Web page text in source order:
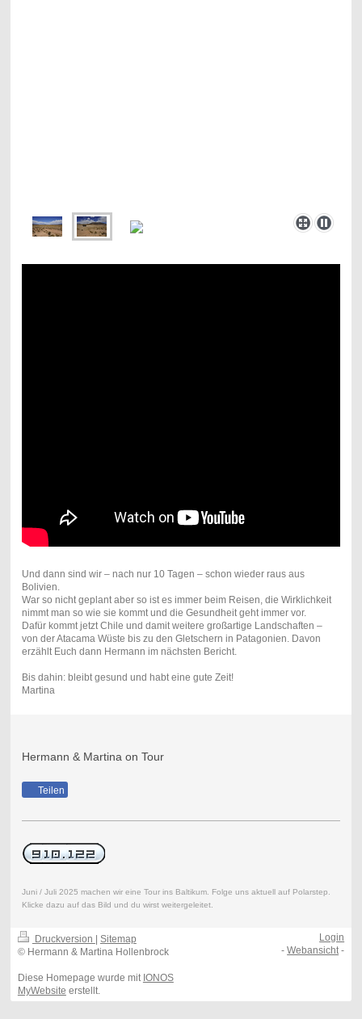
Und dann sind wir – nach nur 10 Tagen – schon wieder raus aus
Bolivien.
War so nicht geplant aber so ist es immer beim Reisen, die Wirklichkeit
nimmt man so wie sie kommt und die Gesundheit geht immer vor.
Dafür kommt jetzt Chile und damit weitere großartige Landschaften –
von der Atacama Wüste bis zu den Gletschern in Patagonien. Davon
erzählt Euch dann Hermann im nächsten Bericht.
Bis dahin: bleibt gesund und habt eine gute Zeit!
Martina
Hermann & Martina on Tour
Teilen
Juni / Juli 2025 machen wir eine Tour ins Baltikum. Folge uns aktuell auf Polarstep.
Klicke dazu auf das Bild und du wirst weitergeleitet.
Druckversion
Sitemap
© Hermann & Martina Hollenbrock
Diese Homepage wurde mit IONOS
MyWebsite erstellt.
Login
-Webansicht-